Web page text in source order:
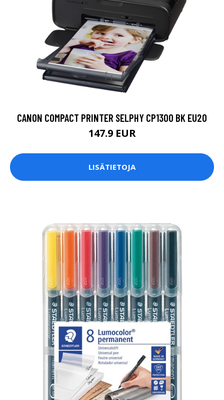
CANON COMPACT PRINTER SELPHY CP1300 BK EU20
147.9 EUR
LISÄTIETOJA